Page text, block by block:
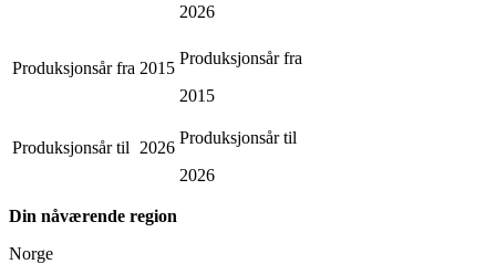
2026
Produksjonsår fra 2015
Produksjonsår fra
2015
Produksjonsår til 2026
Produksjonsår til
2026
Din nåværende region
Norge